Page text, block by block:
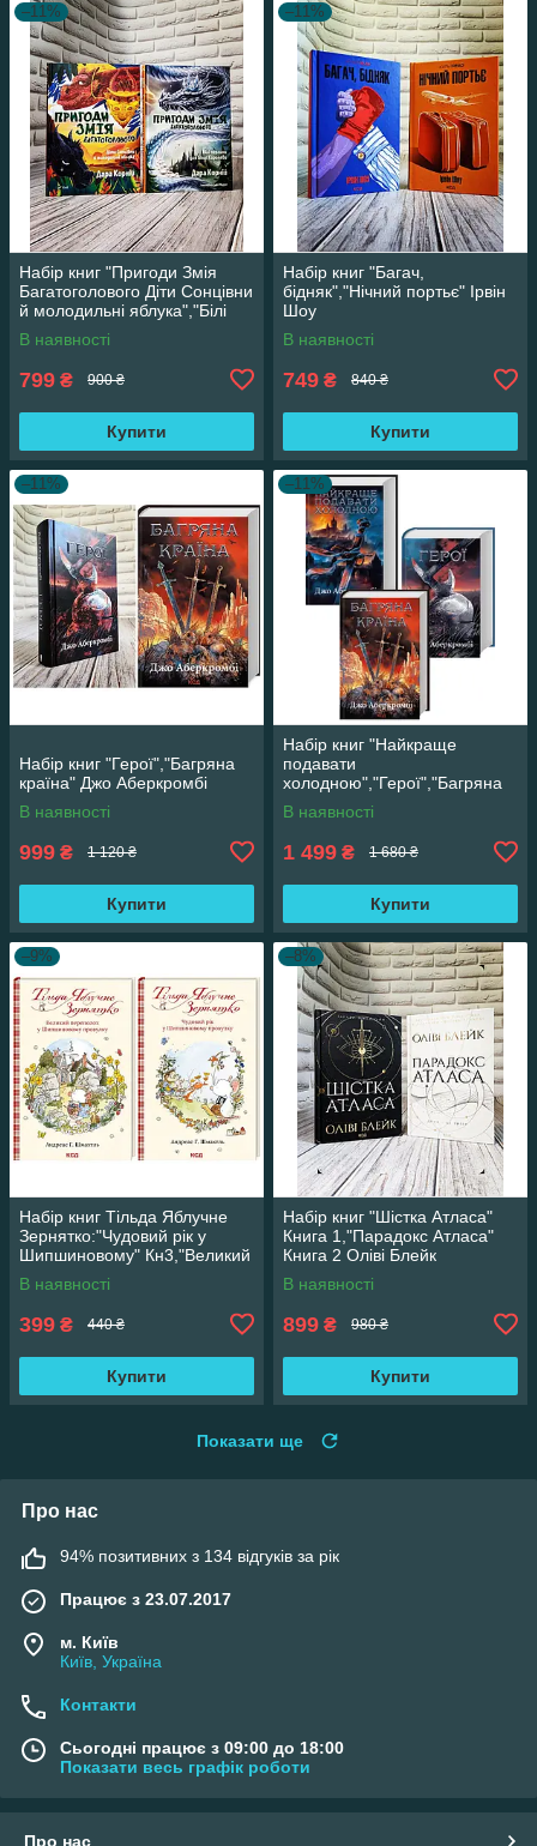
–11%
Набір книг "Пригоди Змія
Багатоголового Діти Сонцівни
й молодильні яблука","Білі
перлини для Білої Королеви"
В наявності
799 ₴ 900 ₴
Купити
–11%
Набір книг "Багач,
бідняк","Нічний портьє" Ірвін
Шоу
В наявності
749 ₴ 840 ₴
Купити
–11%
Набір книг "Герої","Багряна
країна" Джо Аберкромбі
В наявності
999 ₴ 1 120 ₴
Купити
–11%
Набір книг "Найкраще
подавати
холодною","Герої","Багряна
країна" Джо Аберкромбі
В наявності
1 499 ₴ 1 680 ₴
Купити
–9%
Набір книг Тільда Яблучне
Зернятко:"Чудовий рік у
Шипшиновому" Кн3,"Великий
переполох" Кн 4
В наявності
399 ₴ 440 ₴
Купити
–8%
Набір книг "Шістка Атласа"
Книга 1,"Парадокс Атласа"
Книга 2 Оліві Блейк
В наявності
899 ₴ 980 ₴
Купити
Показати ще
Про нас
94% позитивних з 134 відгуків за рік
Працює з 23.07.2017
м. Київ
Київ, Україна
Контакти
Сьогодні працює з 09:00 до 18:00
Показати весь графік роботи
Про нас